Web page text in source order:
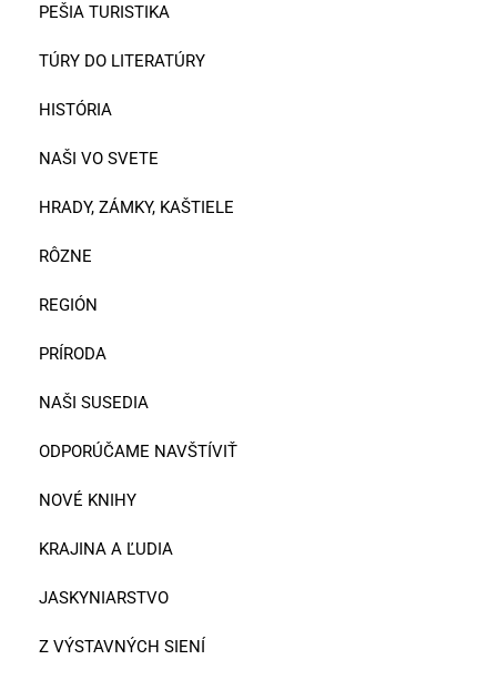
PEŠIA TURISTIKA
TÚRY DO LITERATÚRY
HISTÓRIA
NAŠI VO SVETE
HRADY, ZÁMKY, KAŠTIELE
RÔZNE
REGIÓN
PRÍRODA
NAŠI SUSEDIA
ODPORÚČAME NAVŠTÍVIŤ
NOVÉ KNIHY
KRAJINA A ĽUDIA
JASKYNIARSTVO
Z VÝSTAVNÝCH SIENÍ